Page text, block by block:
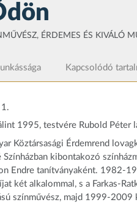
ÉRDEMES ÉS KIVÁLÓ
Kapcsolódó
1995, testvére Rubold Péter
Köztársasági Érdemrend
Színházban kibontakozó
Endre tanítványaként. 1982-
két alkalommal, s a Farkas-
színművész, majd 1999-